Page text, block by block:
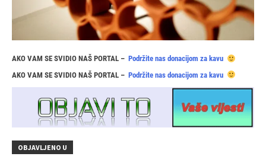
AKO VAM SE SVIDIO NAŠ PORTAL – Podržite nas donacijom za kavu
AKO VAM SE SVIDIO NAŠ PORTAL – Podržite nas donacijom za kavu
OBJAVLJENO U